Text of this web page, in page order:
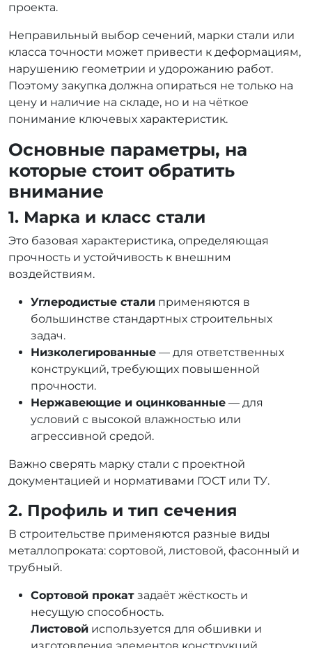
проекта.
Неправильный выбор сечений, марки стали или
класса точности может привести к деформациям,
нарушению геометрии и удорожанию работ.
Поэтому закупка должна опираться не только на
цену и наличие на складе, но и на чёткое
понимание ключевых характеристик.
Основные параметры, на
которые стоит обратить
внимание
1. Марка и класс стали
Это базовая характеристика, определяющая
прочность и устойчивость к внешним
воздействиям.
Углеродистые стали применяются в
большинстве стандартных строительных
задач.
Низколегированные — для ответственных
конструкций, требующих повышенной
прочности.
Нержавеющие и оцинкованные — для
условий с высокой влажностью или
агрессивной средой.
Важно сверять марку стали с проектной
документацией и нормативами ГОСТ или ТУ.
2. Профиль и тип сечения
В строительстве применяются разные виды
металлопроката: сортовой, листовой, фасонный и
трубный.
Сортовой прокат задаёт жёсткость и
несущую способность.
Листовой используется для обшивки и